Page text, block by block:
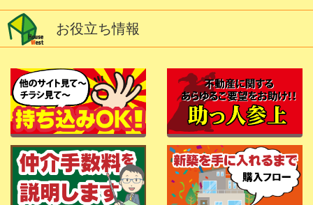
お役立ち情報